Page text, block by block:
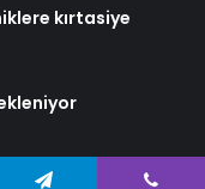
kırtasiye